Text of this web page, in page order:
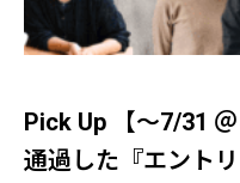
Pick Up 【～7/31
通過した『エント